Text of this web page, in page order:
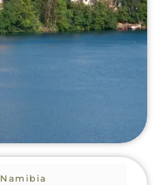
Namibia